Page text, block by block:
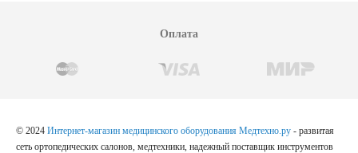
Оплата
© 2024 Интернет-магазин медицинского оборудования Медтехно.ру - развитая
сеть ортопедических салонов, медтехники, надежный поставщик инструментов